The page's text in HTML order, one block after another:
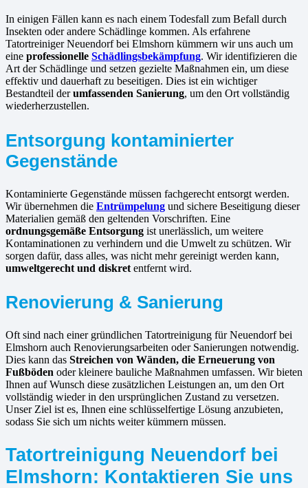
In einigen Fällen kann es nach einem Todesfall zum Befall durch
Insekten oder andere Schädlinge kommen. Als erfahrene
Tatortreiniger Neuendorf bei Elmshorn kümmern wir uns auch um
eine professionelle Schädlingsbekämpfung. Wir identifizieren die
Art der Schädlinge und setzen gezielte Maßnahmen ein, um diese
effektiv und dauerhaft zu beseitigen. Dies ist ein wichtiger
Bestandteil derumfassenden Sanierung, um den Ort vollständig
wiederherzustellen.
Entsorgung kontaminierter
Gegenstände
Kontaminierte Gegenstände müssen fachgerecht entsorgt werden.
Wir übernehmen die Entrümpelung und sichere Beseitigung dieser
Materialien gemäß den geltenden Vorschriften. Eine
ordnungsgemäße Entsorgung ist unerlässlich, um weitere
Kontaminationen zu verhindern und die Umwelt zu schützen. Wir
sorgen dafür, dass alles, was nicht mehr gereinigt werden kann,
umweltgerecht und diskret entfernt wird.
Renovierung & Sanierung
Oft sind nach einer gründlichen Tatortreinigung für Neuendorf bei
Elmshorn auch Renovierungsarbeiten oder Sanierungen notwendig.
Dies kann das Streichen von Wänden, die Erneuerung von
Fußböden oder kleinere bauliche Maßnahmen umfassen. Wir bieten
Ihnen auf Wunsch diese zusätzlichen Leistungen an, um den Ort
vollständig wieder in den ursprünglichen Zustand zu versetzen.
Unser Ziel ist es, Ihnen eine schlüsselfertige Lösung anzubieten,
sodass Sie sich um nichts weiter kümmern müssen.
Tatortreinigung Neuendorf bei
Elmshorn: Kontaktieren Sie uns